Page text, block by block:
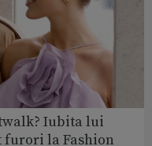
Iubita lui
furori la Fashion